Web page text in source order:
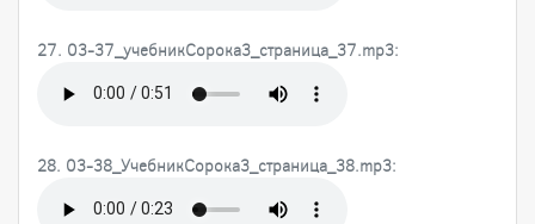
27. 03-37_учебникСорока3_страница_37.mp3:
28. 03-38_УчебникСорока3_страница_38.mp3: